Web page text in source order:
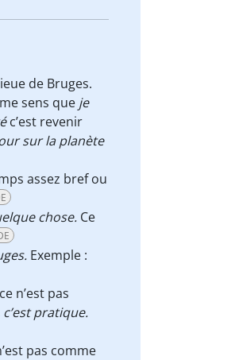
de Bruges.
sens que je
c’est revenir
sur la planète
assez bref ou
chose. Ce
Exemple :
n’est pas
c’est pratique.
pas comme